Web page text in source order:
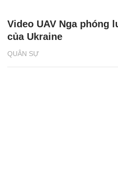
QUÂN SỰ
Video UAV Nga phóng
của Ukraine